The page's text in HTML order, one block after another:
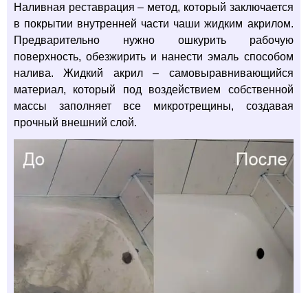
Наливная реставрация – метод, который заключается
в покрытии внутренней части чаши жидким акрилом.
Предварительно нужно ошкурить рабочую
поверхность, обезжирить и нанести эмаль способом
налива. Жидкий акрил – самовыравнивающийся
материал, который под воздействием собственной
массы заполняет все микротрещины, создавая
прочный внешний слой.